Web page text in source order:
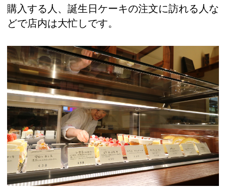
購入する人、誕生日ケーキの注文に訪れる人な
どで店内は大忙しです。